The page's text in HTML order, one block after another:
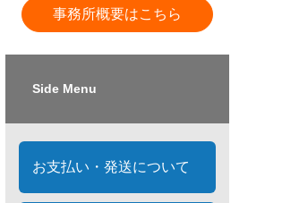
事務所概要はこちら
Side Menu
お支払い・発送について